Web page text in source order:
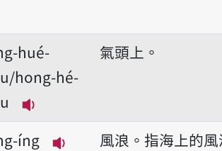
放音讀hong-hué/hong-hé
hué-
hong-hé-
播放音讀hong-hué-thâu/
氣頭上。
íng
風浪。指海上的風